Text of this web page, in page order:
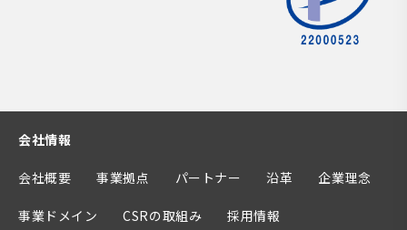
会社情報
会社概要 事業拠点 パートナー 沿革 企業理念
事業ドメイン CSRの取組み 採用情報